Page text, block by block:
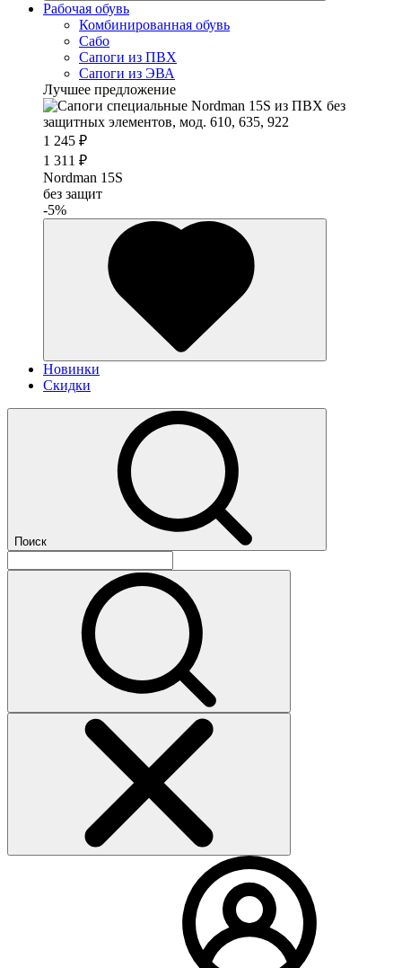
Рабочая обувь
Комбинированная обувь
Сабо
Сапоги из ПВХ
Сапоги из ЭВА
Лучшее предложение
1 245 ₽
1 311 ₽
Nordman 15S
без защит
-5%
Новинки
Скидки
Поиск